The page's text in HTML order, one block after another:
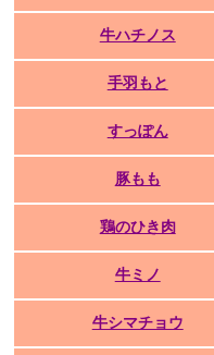
牛ハチノス
手羽もと
すっぽん
豚もも
鶏のひき肉
牛ミノ
牛シマチョウ